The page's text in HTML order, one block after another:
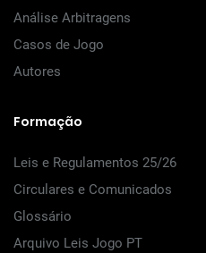
Análise Arbitragens
Casos de Jogo
Autores
Formação
Leis e Regulamentos 25/26
Circulares e Comunicados
Glossário
Arquivo Leis Jogo PT